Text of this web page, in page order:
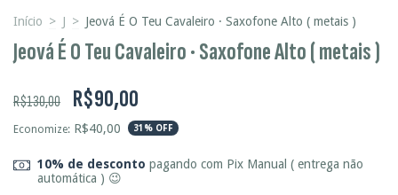
Início > J > Jeová É O Teu Cavaleiro · Saxofone Alto ( metais )
Jeová É O Teu Cavaleiro · Saxofone Alto ( metais )
R$130,00 R$90,00
Economize: R$40,00 31 % OFF
10% de desconto pagando com Pix Manual ( entrega não
automática ) 😉